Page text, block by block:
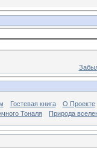
Гостевая книга
О Проекте
Тоналя
Природа